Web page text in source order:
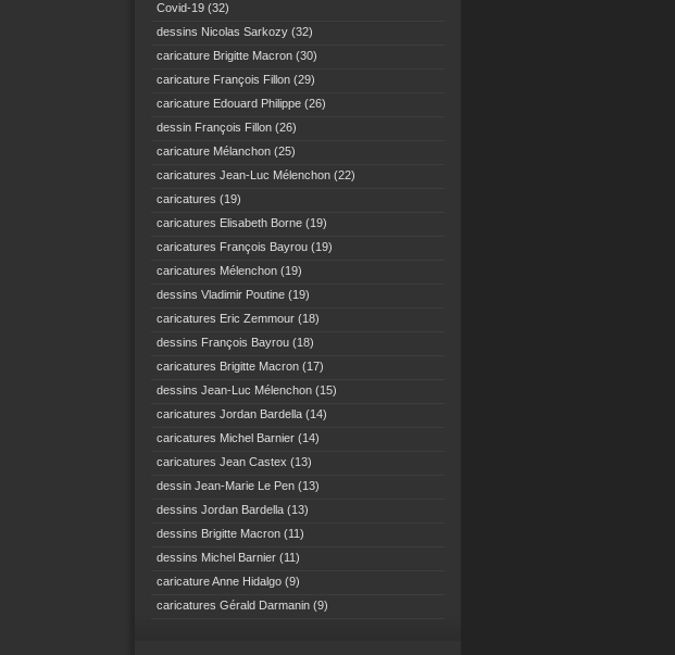
Covid-19 (32)
dessins Nicolas Sarkozy (32)
caricature Brigitte Macron (30)
caricature François Fillon (29)
caricature Edouard Philippe (26)
dessin François Fillon (26)
caricature Mélanchon (25)
caricatures Jean-Luc Mélenchon (22)
caricatures (19)
caricatures Elisabeth Borne (19)
caricatures François Bayrou (19)
caricatures Mélenchon (19)
dessins Vladimir Poutine (19)
caricatures Eric Zemmour (18)
dessins François Bayrou (18)
caricatures Brigitte Macron (17)
dessins Jean-Luc Mélenchon (15)
caricatures Jordan Bardella (14)
caricatures Michel Barnier (14)
caricatures Jean Castex (13)
dessin Jean-Marie Le Pen (13)
dessins Jordan Bardella (13)
dessins Brigitte Macron (11)
dessins Michel Barnier (11)
caricature Anne Hidalgo (9)
caricatures Gérald Darmanin (9)